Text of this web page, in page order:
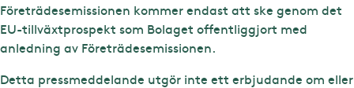
Företrädesemissionen kommer endast att ske genom det
EU-tillväxtprospekt som Bolaget offentliggjort med
anledning av Företrädesemissionen.
Detta pressmeddelande utgör inte ett erbjudande om eller